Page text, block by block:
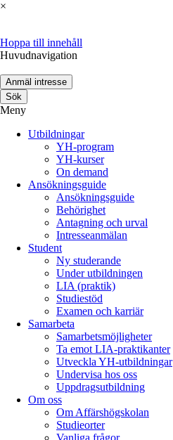
×
Hoppa till innehåll
Huvudnavigation
Anmäl intresse
Sök
Meny
Utbildningar
YH-program
YH-kurser
On demand
Ansökningsguide
Ansökningsguide
Behörighet
Antagning och urval
Intresseanmälan
Student
Ny studerande
Under utbildningen
LIA (praktik)
Studiestöd
Examen och karriär
Samarbeta
Samarbetsmöjligheter
Ta emot LIA-praktikanter
Utveckla YH-utbildningar
Undervisa hos oss
Uppdragsutbildning
Om oss
Om Affärshögskolan
Studieorter
Vanliga frågor